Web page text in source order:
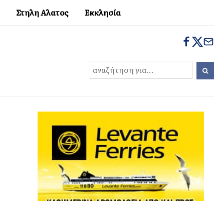
Στηλη Αλατος Εκκλησία